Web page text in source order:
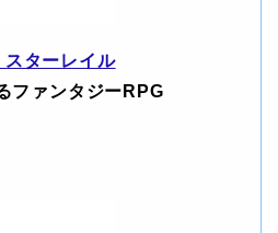
スターレイル
ファンタジーRPG